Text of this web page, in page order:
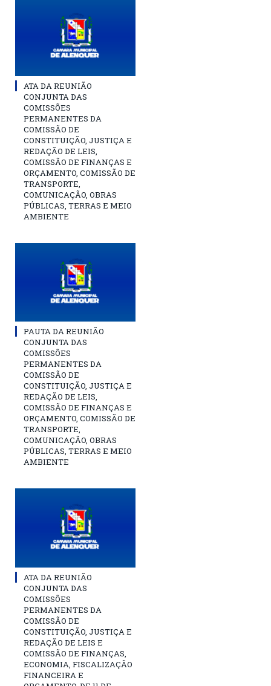
ATA DA REUNIÃO
CONJUNTA DAS
COMISSÕES
PERMANENTES DA
COMISSÃO DE
CONSTITUIÇÃO, JUSTIÇA E
REDAÇÃO DE LEIS,
COMISSÃO DE FINANÇAS E
ORÇAMENTO, COMISSÃO DE
TRANSPORTE,
COMUNICAÇÃO, OBRAS
PÚBLICAS, TERRAS E MEIO
AMBIENTE
PAUTA DA REUNIÃO
CONJUNTA DAS
COMISSÕES
PERMANENTES DA
COMISSÃO DE
CONSTITUIÇÃO, JUSTIÇA E
REDAÇÃO DE LEIS,
COMISSÃO DE FINANÇAS E
ORÇAMENTO, COMISSÃO DE
TRANSPORTE,
COMUNICAÇÃO, OBRAS
PÚBLICAS, TERRAS E MEIO
AMBIENTE
ATA DA REUNIÃO
CONJUNTA DAS
COMISSÕES
PERMANENTES DA
COMISSÃO DE
CONSTITUIÇÃO, JUSTIÇA E
REDAÇÃO DE LEIS E
COMISSÃO DE FINANÇAS,
ECONOMIA, FISCALIZAÇÃO
FINANCEIRA E